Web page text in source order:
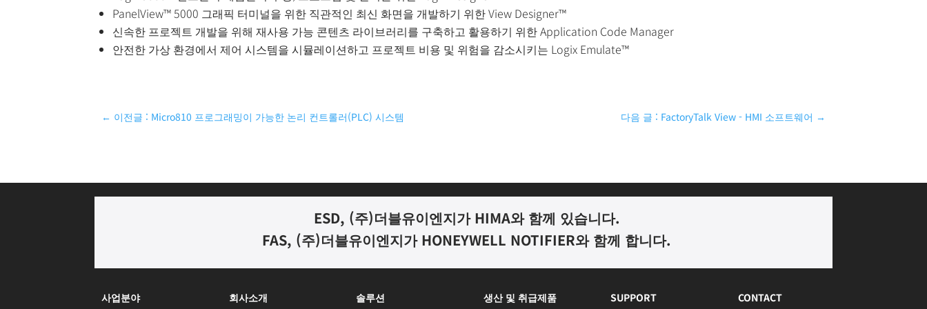
PanelView™ 5000 그래픽 터미널을 위한 직관적인 최신 화면을 개발하기 위한 View Designer™
신속한 프로젝트 개발을 위해 재사용 가능 콘텐츠 라이브러리를 구축하고 활용하기 위한 Application Code Manager
안전한 가상 환경에서 제어 시스템을 시뮬레이션하고 프로젝트 비용 및 위험을 감소시키는 Logix Emulate™
← 이전글 : Micro810 프로그래밍이 가능한 논리 컨트롤러(PLC) 시스템 다음 글 : FactoryTalk View - HMI 소프트웨어 →
ESD, (주)더블유이엔지가 HIMA와 함께 있습니다.
FAS, (주)더블유이엔지가 HONEYWELL NOTIFIER와 함께 합니다.
사업분야 회사소개 솔루션 생산 및 취급제품 SUPPORT CONTACT